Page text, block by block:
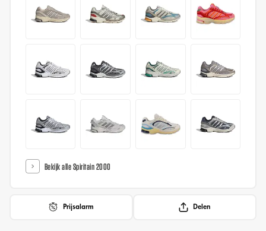
Bekijk alle Spiritain 2000
Prijsalarm Delen